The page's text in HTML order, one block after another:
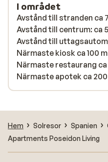
I området
Avstånd till stranden ca
Avstånd till centrum: ca
Avstånd till
Närmaste kiosk ca 100 m
Närmaste restaurang ca
Närmaste apotek ca
Hem Solresor Spanien
Apartments Poseidon Living